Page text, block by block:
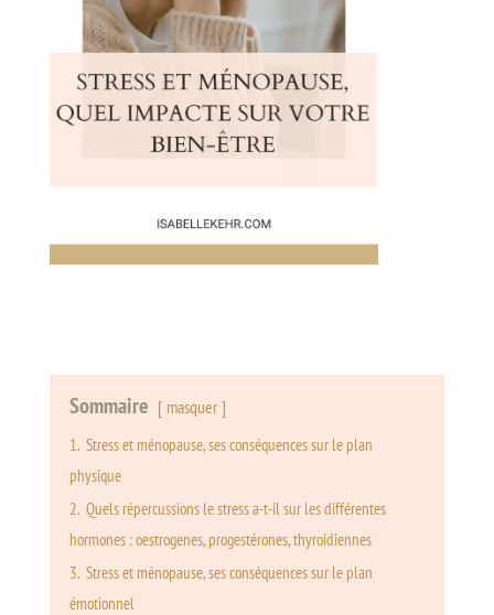
Sommaire masquer
1. Stress et ménopause, ses conséquences sur le plan
physique
2. Quels répercussions le stress a-t-il sur les différentes
hormones : oestrogenes, progestérones, thyroidiennes
3. Stress et ménopause, ses conséquences sur le plan
émotionnel